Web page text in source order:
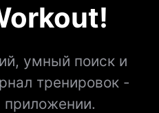
умный поиск и
тренировок -